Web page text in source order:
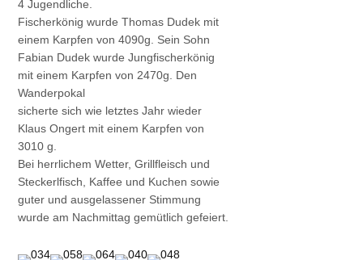
4 Jugendliche.
Fischerkönig wurde Thomas Dudek mit
einem Karpfen von 4090g. Sein Sohn
Fabian Dudek wurde Jungfischerkönig
mit einem Karpfen von 2470g. Den
Wanderpokal
sicherte sich wie letztes Jahr wieder
Klaus Ongert mit einem Karpfen von
3010 g.
Bei herrlichem Wetter, Grillfleisch und
Steckerlfisch, Kaffee und Kuchen sowie
guter und ausgelassener Stimmung
wurde am Nachmittag gemütlich gefeiert.